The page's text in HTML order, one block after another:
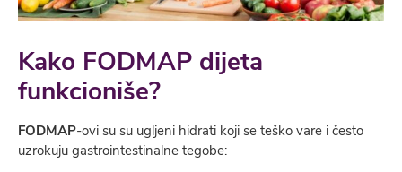
Kako FODMAP dijeta
funkcioniše?
FODMAP-ovi su su ugljeni hidrati koji se teško vare i često
uzrokuju gastrointestinalne tegobe: